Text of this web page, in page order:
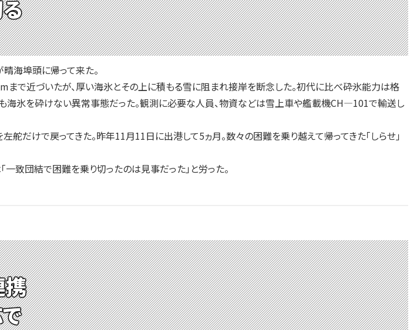
海埠頭に帰って来た。
で近づいたが、厚い海氷とその上に積もる雪に阻まれ接岸を断念した。初代に比べ砕氷能力は格
海氷を砕けない異常事態だった。観測に必要な人員、物資などは雪上車や艦載機CH—101で輸送し
だけで戻ってきた。昨年11月11日に出港して5ヵ月。数々の困難を乗り越えて帰ってきた「しらせ」
致団結で困難を乗り切ったのは見事だった」と労った。
携